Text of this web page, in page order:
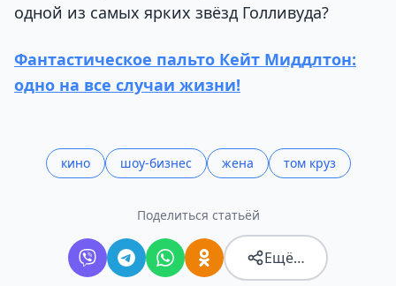
одной из самых ярких звёзд Голливуда?
Фантастическое пальто Кейт Миддлтон:
одно на все случаи жизни!
кино шоу-бизнес жена том круз
Поделиться статьёй
Ещё…